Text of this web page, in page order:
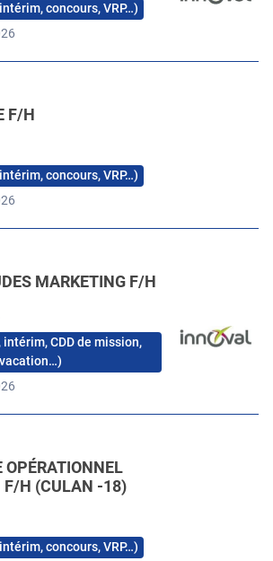
concours, VRP…)
F/H
concours, VRP…)
MARKETING F/H
intérim, CDD de mission,
OPÉRATIONNEL
F/H (CULAN -18)
concours, VRP…)